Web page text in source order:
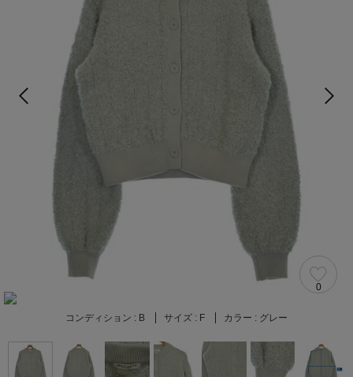
0
コンディション : B サイズ : F カラー : グレー